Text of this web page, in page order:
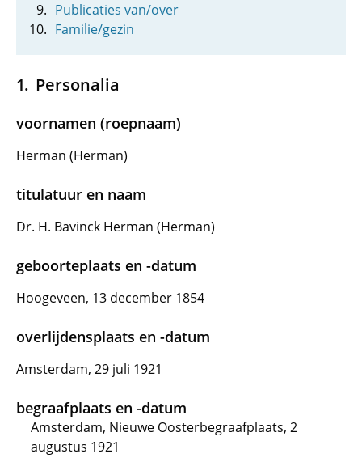
Publicaties van/over
Familie/gezin
Personalia
voornamen (roepnaam)
Herman (Herman)
titulatuur en naam
Dr. H. Bavinck Herman (Herman)
geboorteplaats en -datum
Hoogeveen, 13 december 1854
overlijdensplaats en -datum
Amsterdam, 29 juli 1921
begraafplaats en -datum
Amsterdam, Nieuwe Oosterbegraafplaats, 2
augustus 1921